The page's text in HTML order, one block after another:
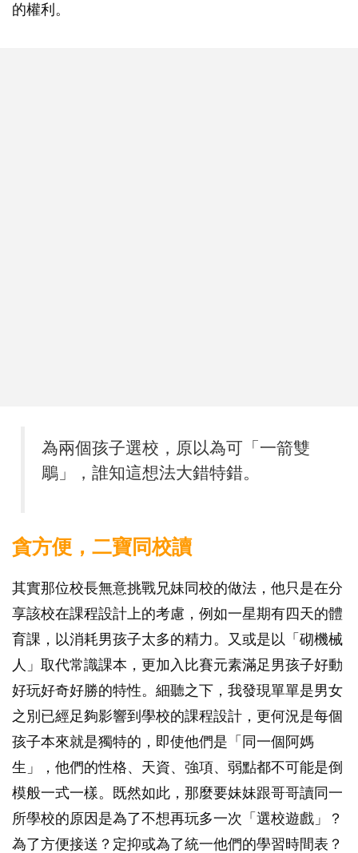
的權利。
為兩個孩子選校，原以為可「一箭雙
鵰」，誰知這想法大錯特錯。
貪方便，二寶同校讀
其實那位校長無意挑戰兄妹同校的做法，他只是在分
享該校在課程設計上的考慮，例如一星期有四天的體
育課，以消耗男孩子太多的精力。又或是以「砌機械
人」取代常識課本，更加入比賽元素滿足男孩子好動
好玩好奇好勝的特性。細聽之下，我發現單單是男女
之別已經足夠影響到學校的課程設計，更何況是每個
孩子本來就是獨特的，即使他們是「同一個阿媽
生」，他們的性格、天資、強項、弱點都不可能是倒
模般一式一樣。既然如此，那麼要妹妹跟哥哥讀同一
所學校的原因是為了不想再玩多一次「選校遊戲」？
為了方便接送？定抑或為了統一他們的學習時間表？